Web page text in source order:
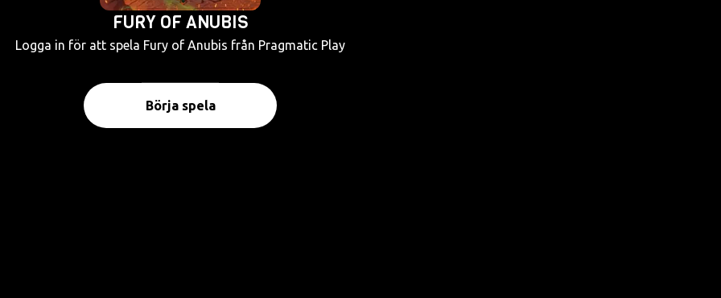
FURY OF ANUBIS
Logga in för att spela Fury of Anubis från Pragmatic Play
Börja spela